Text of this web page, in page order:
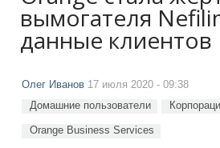
вымогателя
данные клиентов
Олег Иванов 17 июля 2020 - 09:38
Домашние пользователи
Orange Business Services